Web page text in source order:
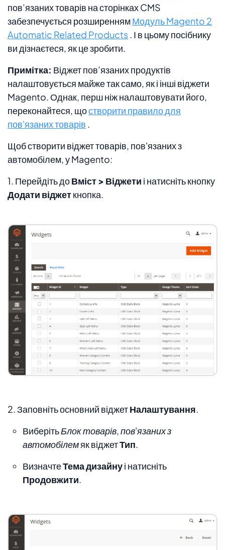
пов’язаних товарів на сторінках CMS
забезпечується розширеннямМодуль Magento 2
Automatic Related Products. І в цьому посібнику
ви дізнаєтеся, як це зробити.
Примітка: Віджет пов’язаних продуктів
налаштовується майже так само, як і інші віджети
Magento. Однак, перш ніж налаштовувати його,
переконайтеся, щостворити правило для
пов'язаних товарів .
Щоб створити віджет товарів, пов'язаних з
автомобілем, у Magento:
1. Перейдіть доВміст > Віджети і натисніть кнопку
Додати віджеткнопка.
2. Заповніть основний віджетНалаштування.
ВиберітьБлок товарів, пов'язаних з
автомобілемяк віджетТип.
ВизначтеТема дизайнуі натисніть
Продовжити.